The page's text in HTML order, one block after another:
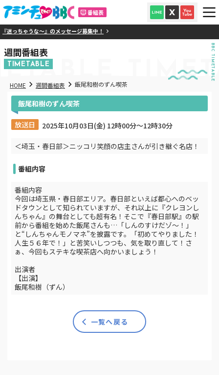
番組表
迷っちゃうな～』のメッセージ募集中！
週間番組表
TIMETABLE BBC TIMETABLE
HOME 週間番組表 飯尾和樹のずん喫茶
飯尾和樹のずん喫茶
放送日 2025年10月03日(金) 12時00分〜12時30分
＜埼玉・春日部＞ニッコリ笑顔の店主さんが引き継ぐ名店！
番組内容
番組内容
今回は埼玉県・春日部エリア。春日部といえば都心へのベッ
ドタウンとして知られていますが、それ以上に『クレヨンし
んちゃん』の舞台としても超有名！そこで『春日部駅』の駅
前から番組を始めた飯尾さんも…「しんのすけだゾ～！」
と“しんちゃんモノマネ”を披露です。「初めてやりました！
人生５６年で！」と苦笑いしつつも、気を取り直して！さ
ぁ、今回もステキな喫茶店へ向かいましょう！
出演者
【出演】
飯尾和樹（ずん）
一覧へ戻る